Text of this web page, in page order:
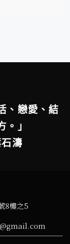
、戀愛、結
。」
濤
8樓之5